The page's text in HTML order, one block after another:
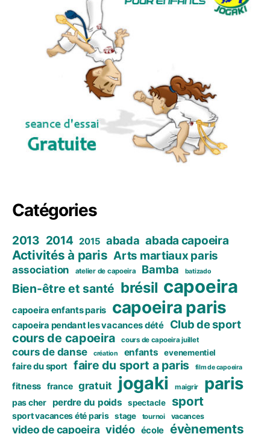
Catégories
2013 2014 2015 abada abada capoeira
Activités à paris Arts martiaux paris
association atelier de capoeira Bamba batizado
Bien-être et santé brésil capoeira
capoeira enfants paris capoeira paris
capoeira pendant les vacances dété Club de sport
cours de capoeira cours de capoeira juillet
cours de danse création enfants evenementiel
faire du sport faire du sport a paris film de capoeira
fitness france gratuit jogaki maigrir paris
pas cher perdre du poids spectacle sport
sport vacances été paris stage tournoi vacances
video de capoeira vidéo école évènements